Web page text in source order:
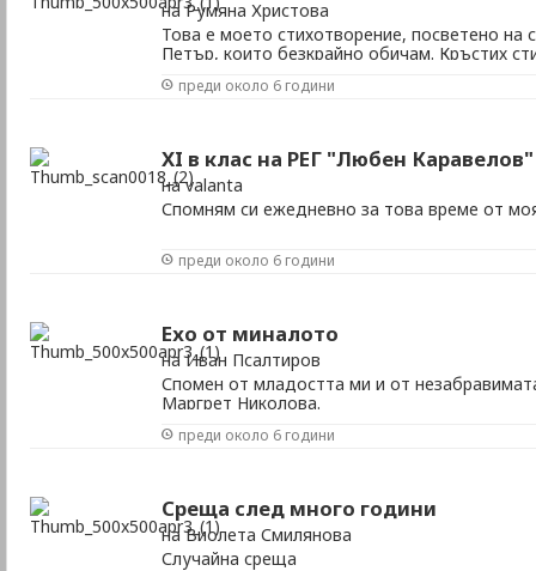
на Румяна Христова
Това е моето стихотворение, посветено на
Петър, които безкрайно обичам. Кръстих
измерват с време.
преди около 6 години
XI в клас на РЕГ "Любен
на valanta
Спомням си ежедневно за това време от
преди около 6 години
Ехо от миналото
на Иван Псалтиров
Спомен от младостта ми и от
Маргрет Николова.
преди около 6 години
Среща след много години
на Виолета Смилянова
Случайна среща